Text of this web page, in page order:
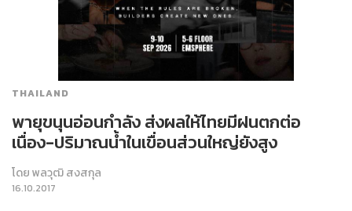
THAILAND
พายุขนุนอ่อนกำลัง ส่งผลให้ไทยมีฝนตกต่อ
เนื่อง-ปริมาณน้ำในเขื่อนส่วนใหญ่ยังสูง
โดยพลวุฒิ สงสกุล
16.10.2017